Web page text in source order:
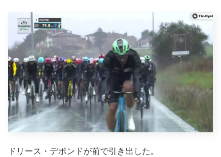
ドリース・デポンドが前で引き出した。